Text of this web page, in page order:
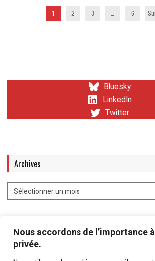
Nous accordons de l’importance
privée.
1 2 3 6
Bluesky
LinkedIn
Twitter
Archives